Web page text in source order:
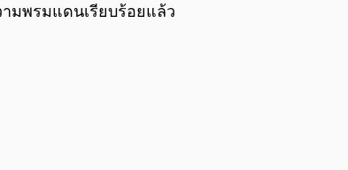
มพรมแดนเรียบร้อยแล้ว